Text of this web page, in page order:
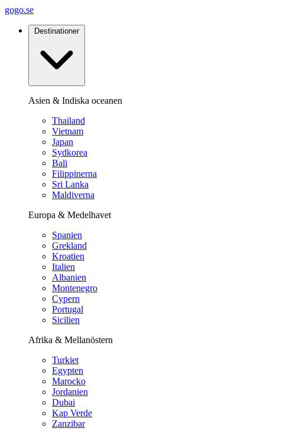
gogo.se
Destinationer
Asien & Indiska oceanen
Thailand
Vietnam
Japan
Sydkorea
Bali
Filippinerna
Sri Lanka
Maldiverna
Europa & Medelhavet
Spanien
Grekland
Kroatien
Italien
Albanien
Montenegro
Cypern
Portugal
Sicilien
Afrika & Mellanöstern
Turkiet
Egypten
Marocko
Jordanien
Dubai
Kap Verde
Zanzibar